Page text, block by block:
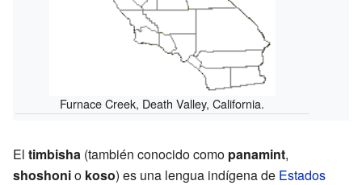
Furnace Creek, Death Valley, California.
El timbisha (también conocido como panamint,
shoshonio koso) es una lengua indígena de Estados